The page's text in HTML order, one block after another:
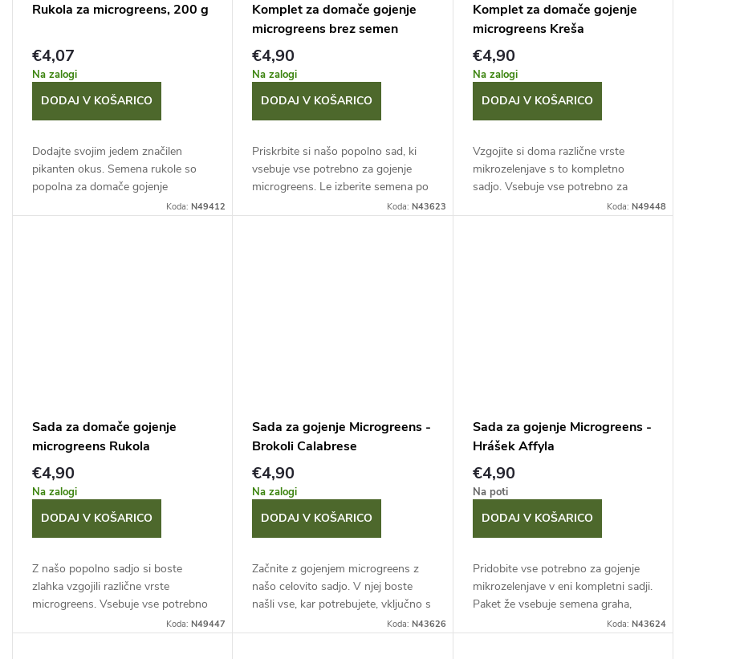
d
m
l
Rukola za microgreens, 200 g
€4,07
Na zalogi
DODAJ V KOŠARICO
Dodajte svojim jedem značilen
pikanten okus. Semena rukole so
popolna za domače gojenje
microgreens in kalčkov. S temKoda:N49412
Komplet za domače gojenje
microgreens brez semen
€4,90
Na zalogi
DODAJ V KOŠARICO
Priskrbite si našo popolno sad, ki
vsebuje vse potrebno za gojenje
microgreens. Le izberite semena po
svojem okusu in lahko začnete.
Koda: N43623
Komplet za domače gojenje
microgreens Kreša
€4,90
Na zalogi
DODAJ V KOŠARICO
Vzgojite si doma različne vrste
mikrozelenjave s to kompletno
sadjo. Vsebuje vse potrebno za
gojenje mladih rastlinic, ki seKoda: N49448
Sada za domače gojenje
microgreens Rukola
€4,90
Na zalogi
DODAJ V KOŠARICO
Z našo popolno sadjo si boste
zlahka vzgojili različne vrste
microgreens. Vsebuje vse potrebno
za gojenje mladih rastlinic, ki se
Koda:N49447
Sada za gojenje Microgreens -
Brokoli Calabrese
€4,90
Na zalogi
DODAJ V KOŠARICO
Začnite z gojenjem microgreens z
našo celovito sadjo. V njej boste
našli vse, kar potrebujete, vključno s
semeni brokolija. Enostavno vzgojite
Koda: N43626
Sada za gojenje Microgreens -
Hrášek Affyla
€4,90
Na poti
DODAJ V KOŠARICO
Pridobite vse potrebno za gojenje
mikrozelenjave v eni kompletni sadji.
Paket že vsebuje semena graha,
zato lahko takoj začnete. Zlahka
Koda: N43624